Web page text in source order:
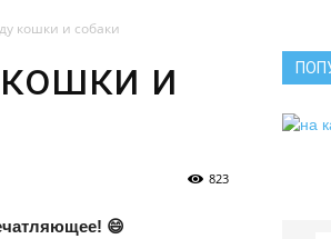
кошки и собаки
и
823
😄